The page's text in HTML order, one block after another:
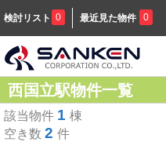
検討リスト 0 最近見た物件 0
西国立駅物件一覧
該当物件 1 棟
空き数 2 件